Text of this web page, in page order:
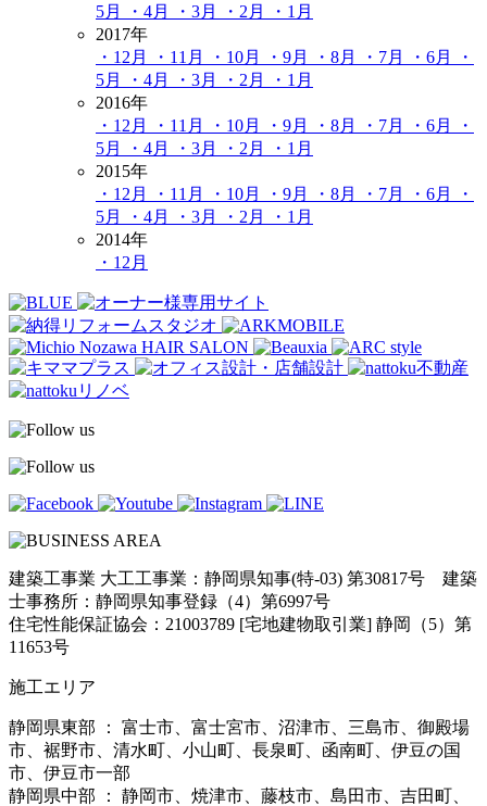
5月
・4月 ・3月 ・2月
・1月
2017年
・12月
・11月 ・10月 ・9月 ・8月 ・7月 ・6月
・
5月
・4月 ・3月 ・2月
・1月
2016年
・12月
・11月 ・10月 ・9月 ・8月 ・7月 ・6月
・
5月
・4月 ・3月 ・2月
・1月
2015年
・12月
・11月 ・10月 ・9月 ・8月 ・7月 ・6月
・
5月
・4月 ・3月 ・2月
・1月
2014年
・12月
建築工事業 大工工事業：静岡県知事(特-03) 第30817号 建築
士事務所：静岡県知事登録（4）第6997号
住宅性能保証協会：21003789 [宅地建物取引業] 静岡（5）第
11653号
施工エリア
静岡県東部 ： 富士市、富士宮市、沼津市、三島市、御殿場
市、裾野市、清水町、小山町、長泉町、函南町、伊豆の国
市、伊豆市一部
静岡県中部 ： 静岡市、焼津市、藤枝市、島田市、吉田町、